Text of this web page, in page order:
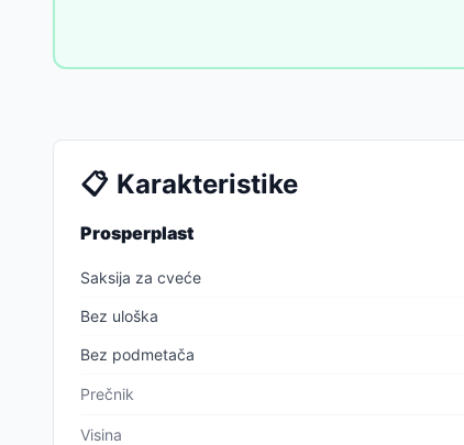
📋 Karakteristike
Prosperplast
Saksija za cveće
Bez uloška
Bez podmetača
Prečnik
Visina